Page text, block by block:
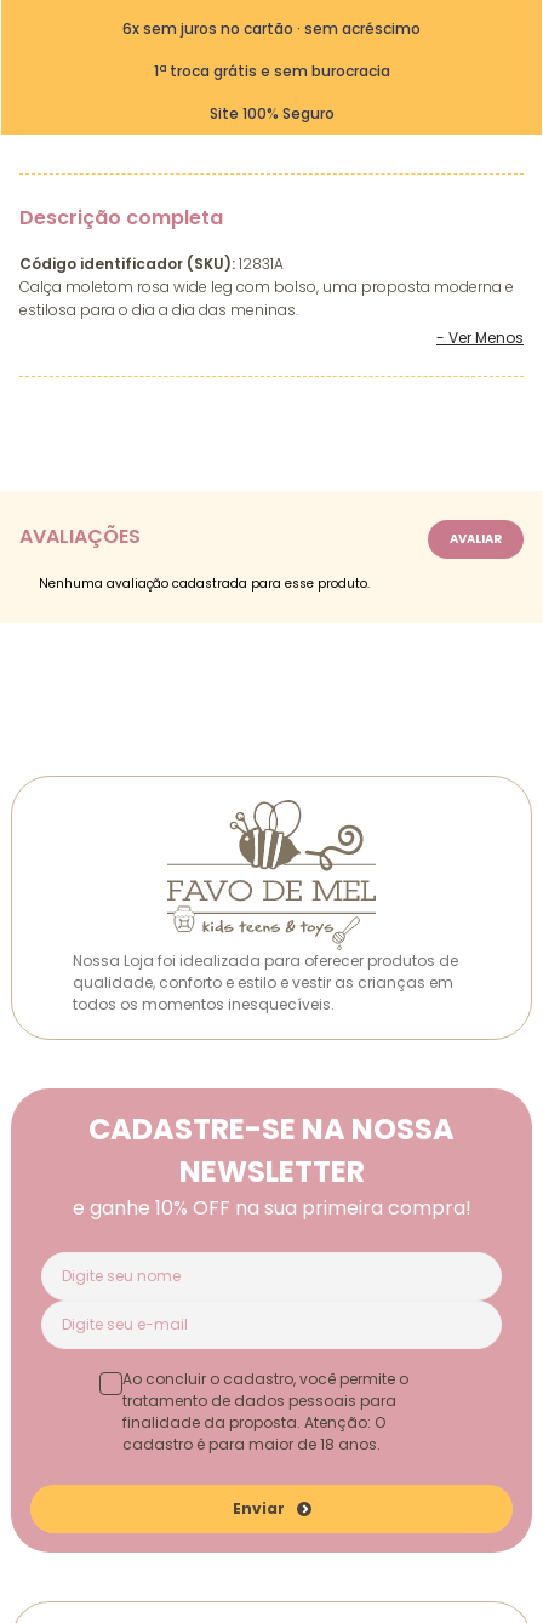
6x sem juros no cartão · sem acréscimo
1ª troca grátis e sem burocracia
Site 100% Seguro
Descrição completa
Código identificador (SKU):12831A
Calça moletom rosa wide leg com bolso, uma proposta moderna e
estilosa para o dia a dia das meninas.
AVALIAÇÕES
Nenhuma avaliação cadastrada para esse produto.
Nossa Loja foi idealizada para oferecer produtos de
qualidade, conforto e estilo e vestir as crianças em
todos os momentos inesquecíveis.
CADASTRE-SE NA NOSSA
NEWSLETTER
e ganhe 10% OFF na sua primeira compra!
Enviar
Ao concluir o cadastro, você permite o
tratamento de dados pessoais para
finalidade da proposta. Atenção: O
cadastro é para maior de 18 anos.